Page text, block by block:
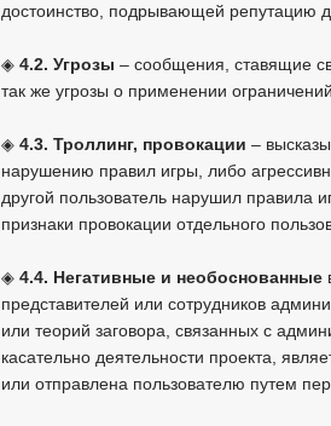
достоинство, подрывающей репутацию
◈4.2. Угрозы – сообщения, ставящие
так же угрозы о применении
◈4.3. Троллинг, провокации–
нарушению правил игры, либо
другой пользователь нарушил правила
признаки провокации отдельного
◈4.4. Негативные и необоснованные
представителей или сотрудников
или теорий заговора, связанных с
касательно деятельности проекта,
или отправлена пользователю путем